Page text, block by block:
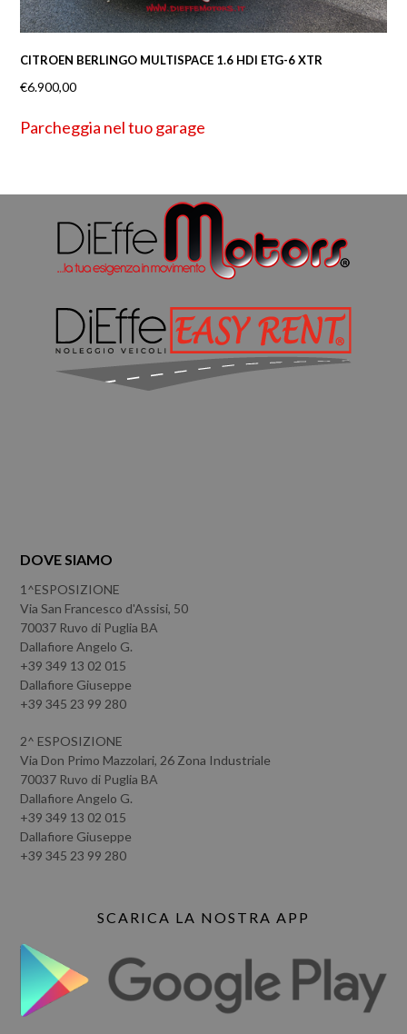
CITROEN BERLINGO MULTISPACE 1.6 HDI ETG-6 XTR
€6.900,00
Parcheggia nel tuo garage
DOVE SIAMO
1^ESPOSIZIONE
Via San Francesco d'Assisi, 50
70037 Ruvo di Puglia BA
Dallafiore Angelo G.
+39 349 13 02 015
Dallafiore Giuseppe
+39 345 23 99 280
2^ ESPOSIZIONE
Via Don Primo Mazzolari, 26 Zona Industriale
70037 Ruvo di Puglia BA
Dallafiore Angelo G.
+39 349 13 02 015
Dallafiore Giuseppe
+39 345 23 99 280
SCARICA LA NOSTRA APP